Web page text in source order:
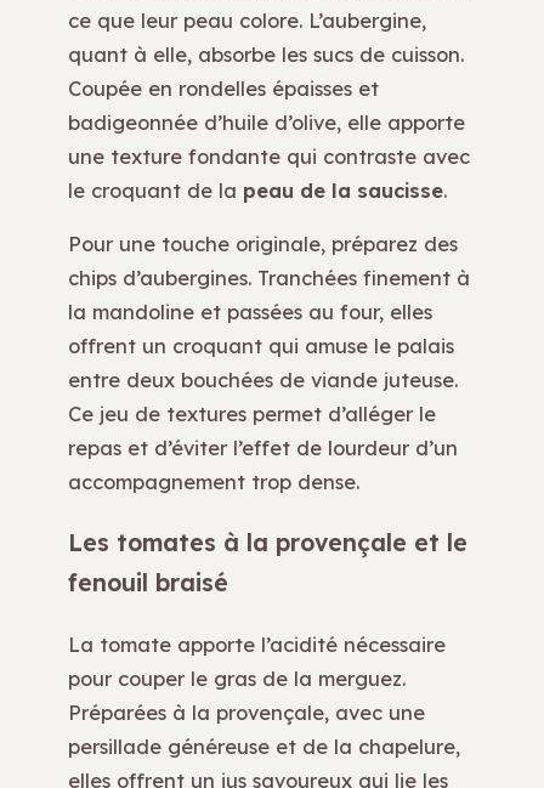
ce que leur peau colore. L’aubergine,
quant à elle, absorbe les sucs de cuisson.
Coupée en rondelles épaisses et
badigeonnée d’huile d’olive, elle apporte
une texture fondante qui contraste avec
le croquant de la peau de la saucisse.
Pour une touche originale, préparez des
chips d’aubergines. Tranchées finement à
la mandoline et passées au four, elles
offrent un croquant qui amuse le palais
entre deux bouchées de viande juteuse.
Ce jeu de textures permet d’alléger le
repas et d’éviter l’effet de lourdeur d’un
accompagnement trop dense.
Les tomates à la provençale et le
fenouil braisé
La tomate apporte l’acidité nécessaire
pour couper le gras de la merguez.
Préparées à la provençale, avec une
persillade généreuse et de la chapelure,
elles offrent un jus savoureux qui lie les